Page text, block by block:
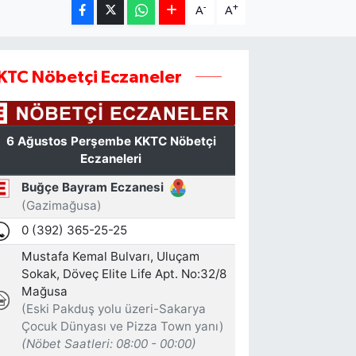
A- A+
Nöbetçi Eczaneler